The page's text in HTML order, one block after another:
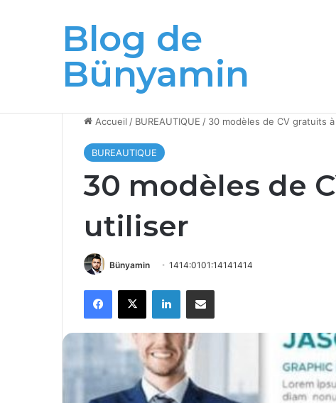
Blog de
Bünyamin
Breaking News
Accueil / BUREAUTIQUE / 30 modèles de CV gratuits
BUREAUTIQUE
30 modèles de
utiliser
Bünyamin 1414:0101:14141414
Facebook
X LinkedinPartager par email